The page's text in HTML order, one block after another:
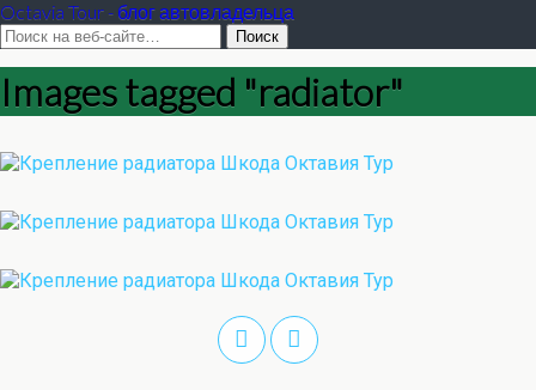
Octavia Tour - блог автовладельца
Images tagged "radiator"